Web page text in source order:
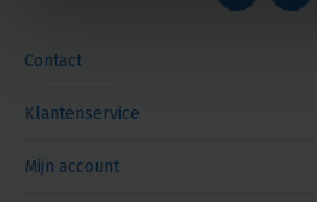
Contact
Klantenservice
Mijn account